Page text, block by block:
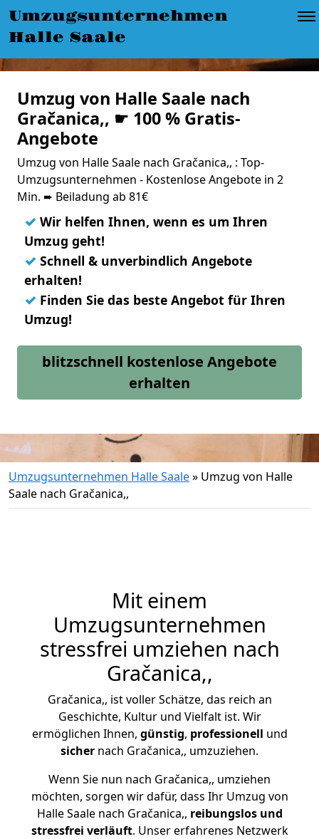
Umzugsunternehmen
Halle Saale
Umzug von Halle Saale nach
Gračanica,, ☛ 100 % Gratis-
Angebote
Umzug von Halle Saale nach Gračanica,, : Top-
Umzugsunternehmen - Kostenlose Angebote in 2
Min. ➨ Beiladung ab 81€
✓ Wir helfen Ihnen, wenn es um Ihren
Umzug geht!
✓ Schnell & unverbindlich Angebote
erhalten!
✓ Finden Sie das beste Angebot für Ihren
Umzug!
blitzschnell kostenlose Angebote
erhalten
Umzugsunternehmen Halle Saale» Umzug von Halle
Saale nach Gračanica,,
Mit einem
Umzugsunternehmen
stressfrei umziehen nach
Gračanica,,
Gračanica,, ist voller Schätze, das reich an
Geschichte, Kultur und Vielfalt ist. Wir
ermöglichen Ihnen, günstig, professionell und
sicher nach Gračanica,, umzuziehen.
Wenn Sie nun nach Gračanica,, umziehen
möchten, sorgen wir dafür, dass Ihr Umzug von
Halle Saale nach Gračanica,, reibungslos und
stressfrei verläuft. Unser erfahrenes Netzwerk